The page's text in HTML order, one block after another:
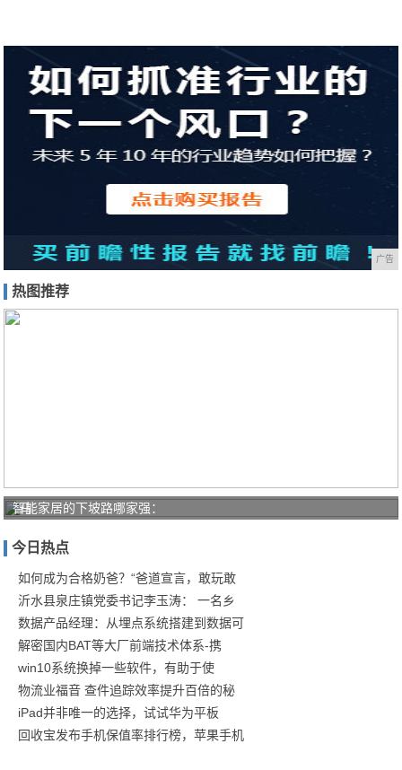
广告
热图推荐
马
三个
人干
五个
人的
活
智能家居的下坡路哪家强：
今日热点
如何成为合格奶爸？“爸道宣言，敢玩敢
沂水县泉庄镇党委书记李玉涛： 一名乡
数据产品经理：从埋点系统搭建到数据可
解密国内BAT等大厂前端技术体系-携
win10系统换掉一些软件，有助于使
物流业福音 查件追踪效率提升百倍的秘
iPad并非唯一的选择，试试华为平板
回收宝发布手机保值率排行榜，苹果手机